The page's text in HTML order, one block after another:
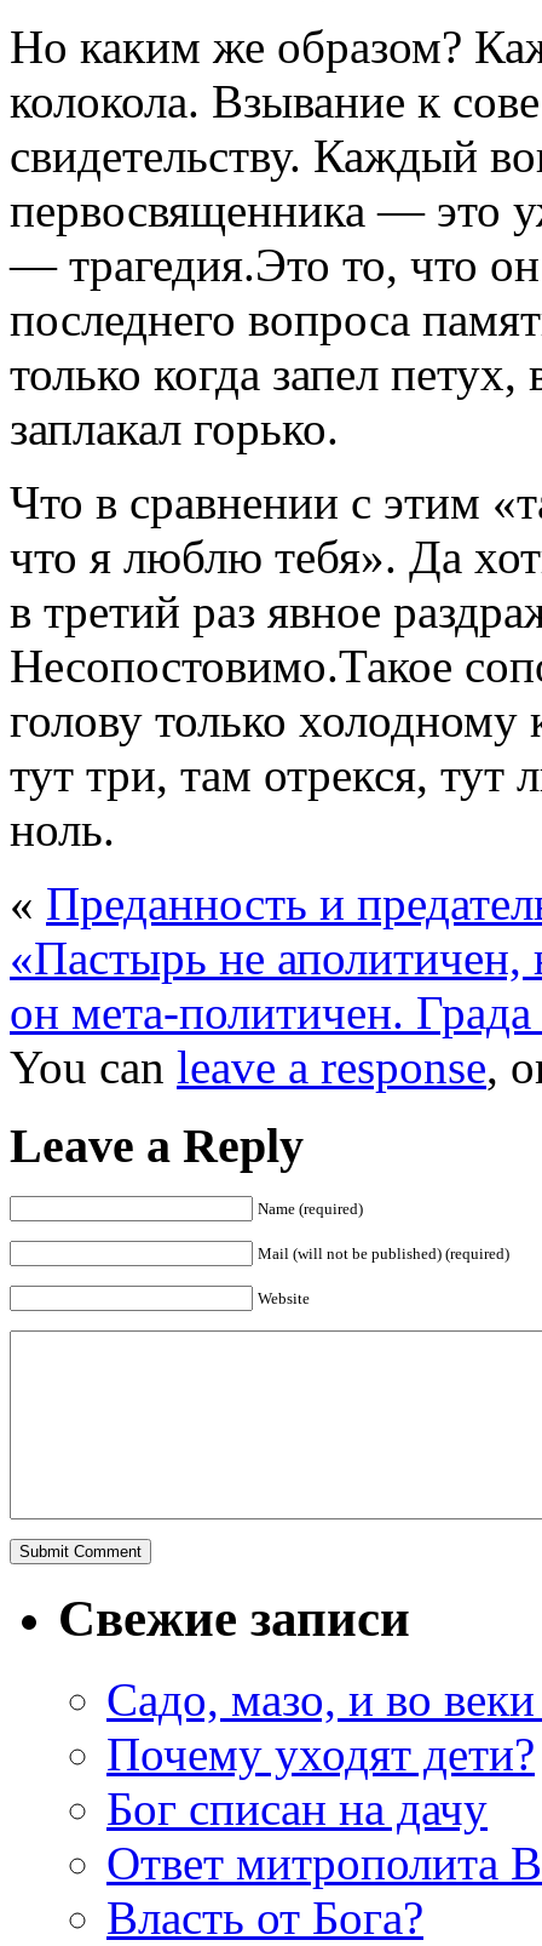
Но каким же образом?
колокола. Взывание к
свидетельству. Каждый
первосвященника — это
— трагедия.Это то, что
последнего вопроса
только когда запел
заплакал горько.
Что в сравнении с этим
что я люблю тебя». Да
в третий раз явное
Несопостовимо.Такое
голову только
тут три, там отрекся,
ноль.
« Преданность и
«Пастырь не
он мета-политичен.
You can leave a response,
Leave a Reply
Name (required)
Mail (will not be published) (required)
Website
Свежие записи
Садо, мазо, и во веки
Почему уходят дети?
Бог списан на дачу
Ответ митрополита
Власть от Бога?